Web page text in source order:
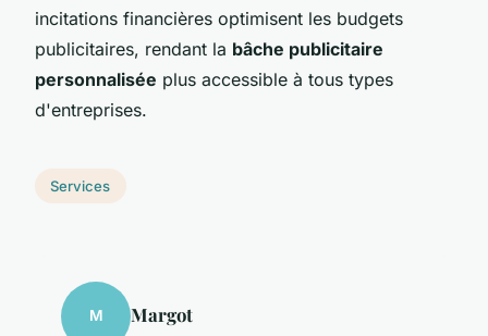
incitations financières optimisent les budgets
publicitaires, rendant la bâche publicitaire
personnalisée plus accessible à tous types
d'entreprises.
Services
M Margot